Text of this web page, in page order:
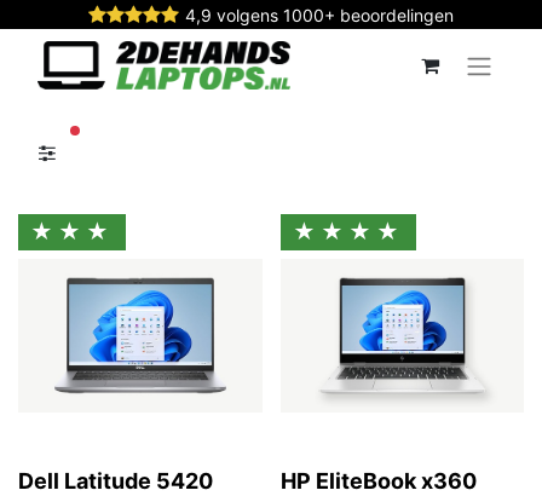
4,9 volgens 1000+ beoordelingen
actieve filters
★★★
Dell Latitude 5420
★★★★
HP EliteBook x360